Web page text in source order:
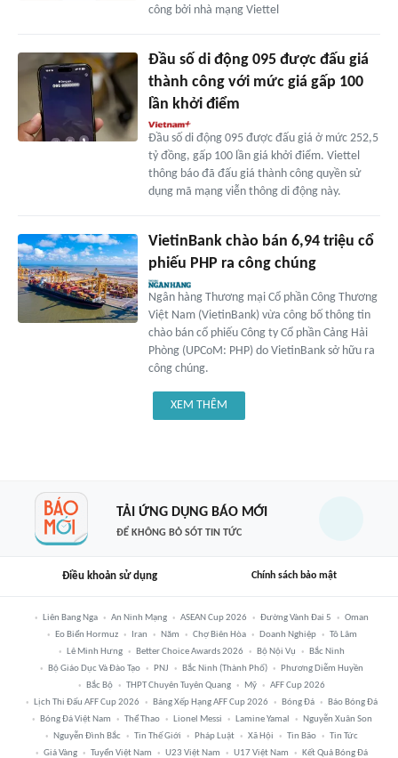
công bởi nhà mạng Viettel
Đầu số di động 095 được đấu giá
thành công với mức giá gấp 100
lần khởi điểm
Đầu số di động 095 được đấu giá ở mức 252,5
tỷ đồng, gấp 100 lần giá khởi điểm. Viettel
thông báo đã đấu giá thành công quyền sử
dụng mã mạng viễn thông di động này.
VietinBank chào bán 6,94 triệu cổ
phiếu PHP ra công chúng
Ngân hàng Thương mại Cổ phần Công Thương
Việt Nam (VietinBank) vừa công bố thông tin
chào bán cổ phiếu Công ty Cổ phần Cảng Hải
Phòng (UPCoM: PHP) do VietinBank sở hữu ra
công chúng.
XEM THÊM
TẢI ỨNG DỤNG BÁO MỚI
ĐỂ KHÔNG BỎ SÓT TIN TỨC
Điều khoản sử dụng Chính sách bảo mật
Liên Bang Nga An Ninh Mạng ASEAN Cup 2026 Đường Vành Đai 5
Oman
Eo Biển Hormuz
Iran Năm Chợ Biên Hòa Doanh Nghiệp
Tô Lâm
Lê Minh Hưng
Better Choice Awards 2026 Bộ Nội Vụ
Bắc Ninh
Bộ Giáo Dục Và Đào Tạo
PNJ Bắc Ninh (thành Phố)
Phương Diễm Huyền
Bắc Bộ
THPT Chuyên Tuyên Quang Mỹ
AFF Cup 2026
Lịch Thi Đấu AFF Cup 2026
Bảng Xếp Hạng AFF Cup 2026 Bóng Đá
Báo Bóng Đá
Bóng Đá Việt Nam
Thể Thao Lionel Messi Lamine Yamal
Nguyễn Xuân Son
Nguyễn Đình Bắc
Tin Thế Giới Pháp Luật Xã Hội Tin Bão
Tin Tức
Giá Vàng
Tuyển Việt Nam U23 Việt Nam U17 Việt Nam Kết Quả Bóng Đá